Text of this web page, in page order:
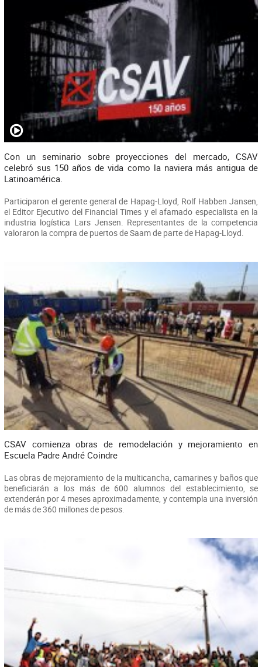
Con un seminario sobre proyecciones del mercado, CSAV
celebró sus 150 años de vida como la naviera más antigua de
Latinoamérica.
Participaron el gerente general de Hapag-Lloyd, Rolf Habben Jansen,
el Editor Ejecutivo del Financial Times y el afamado especialista en la
industria logística Lars Jensen. Representantes de la competencia
valoraron la compra de puertos de Saam de parte de Hapag-Lloyd.
CSAV comienza obras de remodelación y mejoramiento en
Escuela Padre André Coindre
Las obras de mejoramiento de la multicancha, camarines y baños que
beneficiarán a los más de 600 alumnos del establecimiento, se
extenderán por 4 meses aproximadamente, y contempla una inversión
de más de 360 millones de pesos.